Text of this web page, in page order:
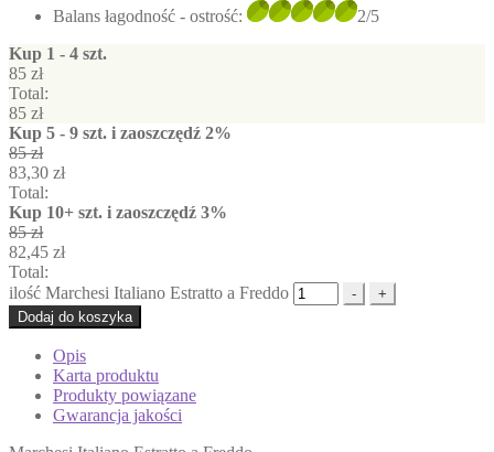
Balans łagodność - ostrość:
2/5
Kup 1 - 4 szt.
85 zł
Total:
85 zł
Kup 5 - 9 szt. i zaoszczędź 2%
85zł
83,30 zł
Total:
Kup 10+ szt. i zaoszczędź 3%
85zł
82,45 zł
Total:
ilość Marchesi Italiano Estratto a Freddo
-
+
Dodaj do koszyka
Opis
Karta produktu
Produkty powiązane
Gwarancja jakości